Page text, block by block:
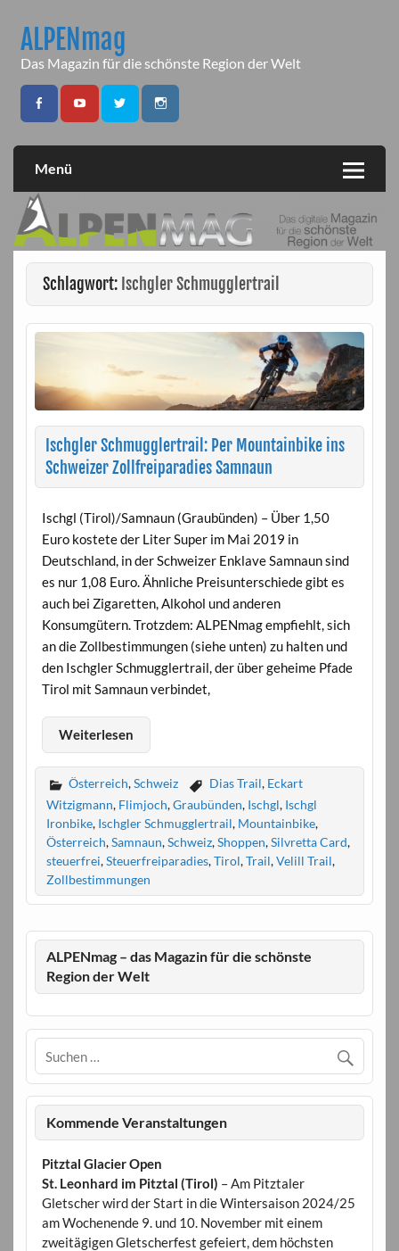
contentALPENmag
Das Magazin für die schönste Region der Welt
Menü
Schlagwort: Ischgler Schmugglertrail
Ischgler Schmugglertrail: Per Mountainbike ins
Schweizer Zollfreiparadies Samnaun
Ischgl (Tirol)/Samnaun (Graubünden) – Über 1,50
Euro kostete der Liter Super im Mai 2019 in
Deutschland, in der Schweizer Enklave Samnaun sind
es nur 1,08 Euro. Ähnliche Preisunterschiede gibt es
auch bei Zigaretten, Alkohol und anderen
Konsumgütern. Trotzdem: ALPENmag empfiehlt, sich
an die Zollbestimmungen (siehe unten) zu halten und
den Ischgler Schmugglertrail, der über geheime Pfade
Tirol mit Samnaun verbindet,
Weiterlesen
Österreich,Schweiz Dias Trail, Eckart
Witzigmann, Flimjoch,Graubünden, Ischgl, Ischgl
Ironbike, Ischgler Schmugglertrail, Mountainbike,
Österreich,Samnaun,Schweiz,Shoppen,Silvretta Card,
steuerfrei,Steuerfreiparadies,Tirol,Trail,Velill Trail,
Zollbestimmungen
ALPENmag – das Magazin für die schönste
Region der Welt
Kommende Veranstaltungen
Pitztal Glacier Open
St. Leonhard im Pitztal (Tirol) – Am Pitztaler
Gletscher wird der Start in die Wintersaison 2024/25
am Wochenende 9. und 10. November mit einem
zweitägigen Gletscherfest gefeiert, dem höchsten